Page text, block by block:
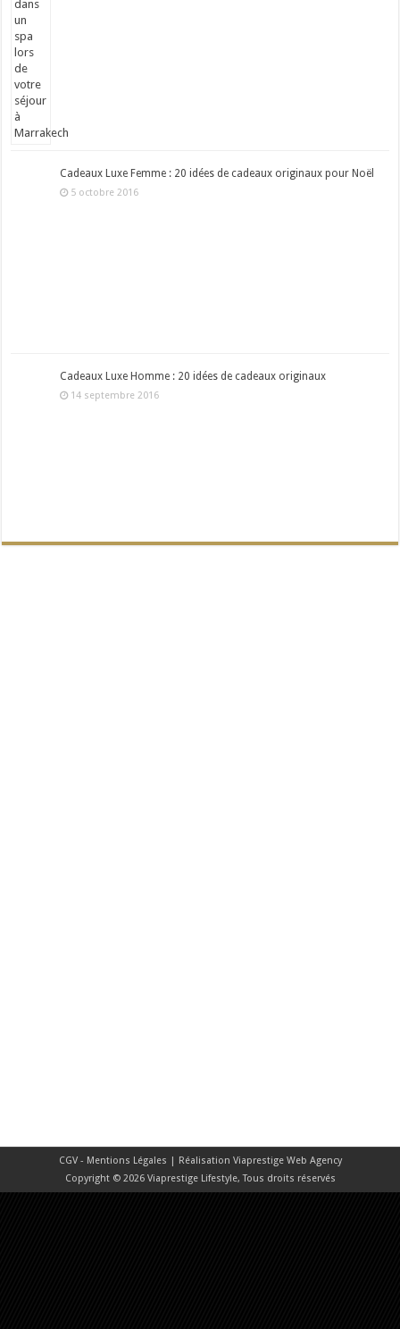
Cadeaux Luxe Femme : 20 idées de cadeaux originaux pour Noël
5 octobre 2016
Cadeaux Luxe Homme : 20 idées de cadeaux originaux
14 septembre 2016
CGV - Mentions Légales | Réalisation Viaprestige Web Agency
Copyright © 2026 Viaprestige Lifestyle, Tous droits réservés